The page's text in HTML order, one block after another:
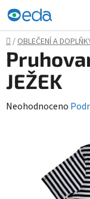
Přejít
na
obsah
Domů
/OBLEČENÍ A
JEŽEK
Průměrné
Neohodnoceno